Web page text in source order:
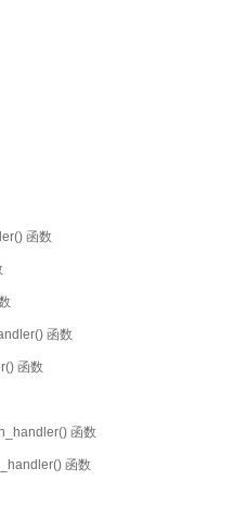
函数
函数
函数
函数
函数